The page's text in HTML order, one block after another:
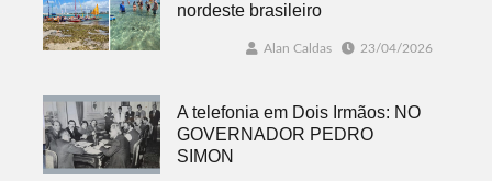
nordeste brasileiro
Alan Caldas 23/04/2026
A telefonia em Dois Irmãos: NO
GOVERNADOR PEDRO
SIMON